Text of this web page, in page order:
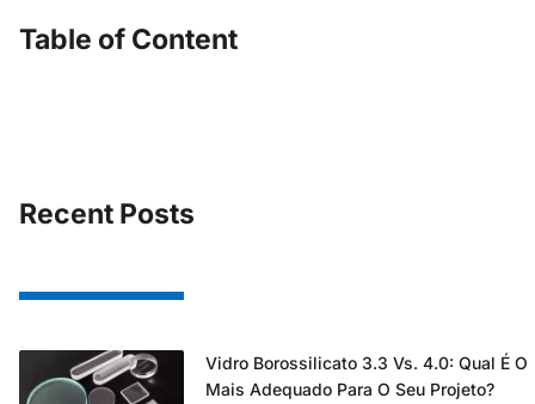
Table of Content
Recent Posts
Vidro Borossilicato 3.3 Vs. 4.0: Qual É O
Mais Adequado Para O Seu Projeto?